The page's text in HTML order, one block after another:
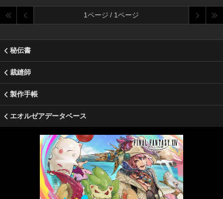
1ページ / 1ページ
秘伝書
裁縫師
製作手帳
エオルゼアデータベース